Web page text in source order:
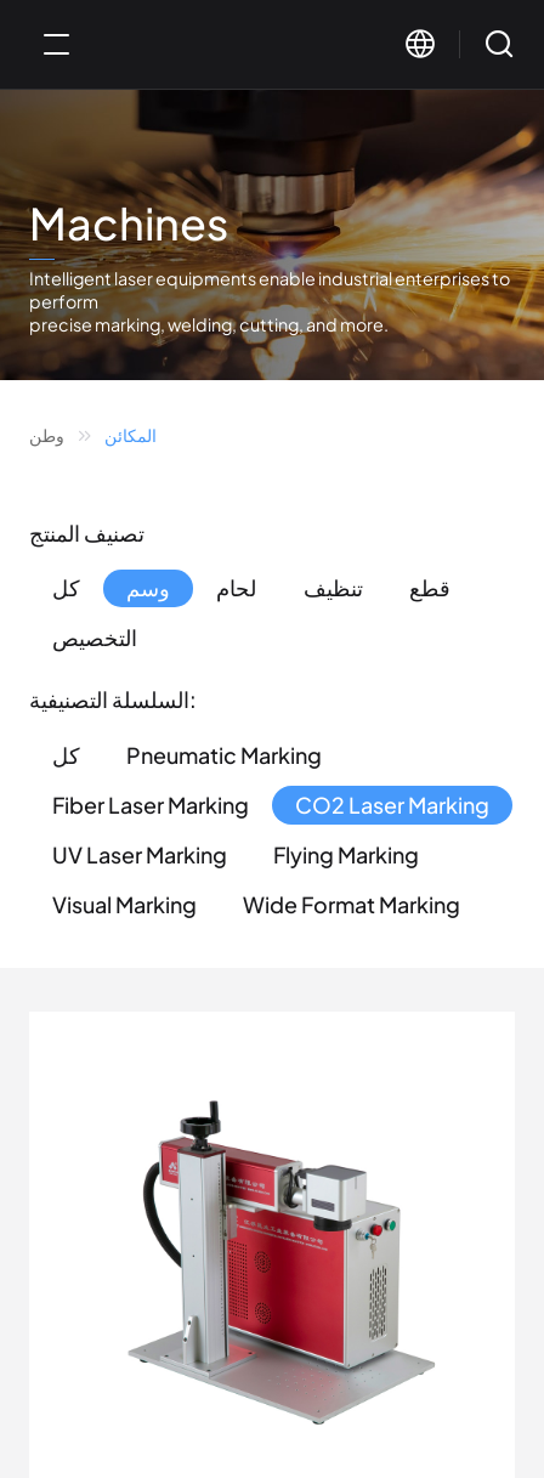
Machines
Intelligent laser equipments enable industrial enterprises to
perform
precise marking, welding, cutting, and more.
وطن المكائن
تصنيف المنتج
كل
وسم لحام تنظيف
قطع
التخصيص
السلسلة التصنيفية:
كل
Pneumatic Marking
Fiber Laser Marking
CO2 Laser Marking
UV Laser Marking
Flying Marking
Visual Marking
Wide Format Marking